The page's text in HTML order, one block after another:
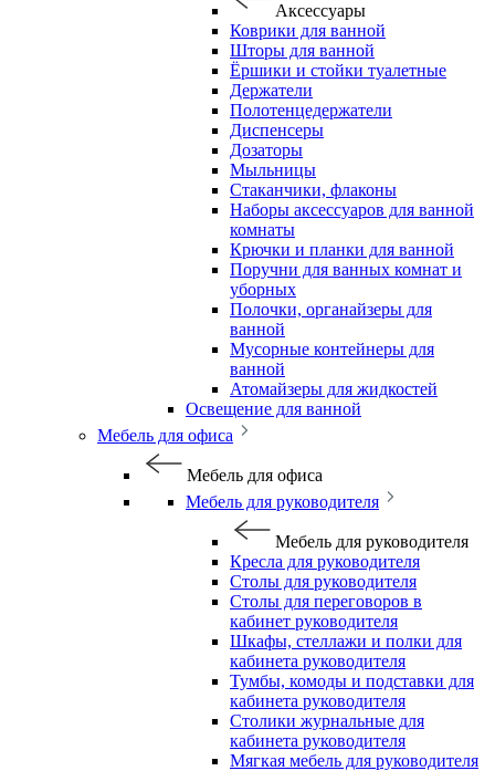
Аксессуары
Коврики для ванной
Шторы для ванной
Ёршики и стойки туалетные
Держатели
Полотенцедержатели
Диспенсеры
Дозаторы
Мыльницы
Стаканчики, флаконы
Наборы аксессуаров для ванной
комнаты
Крючки и планки для ванной
Поручни для ванных комнат и
уборных
Полочки, органайзеры для
ванной
Мусорные контейнеры для
ванной
Атомайзеры для жидкостей
Освещение для ванной
Мебель для офиса
Мебель для офиса
Мебель для руководителя
Мебель для руководителя
Кресла для руководителя
Столы для руководителя
Столы для переговоров в
кабинет руководителя
Шкафы, стеллажи и полки для
кабинета руководителя
Тумбы, комоды и подставки для
кабинета руководителя
Столики журнальные для
кабинета руководителя
Мягкая мебель для руководителя